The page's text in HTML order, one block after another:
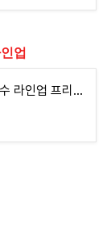
업
2025 안동 수페스타 일정 가수 라인업 프리미엄존 사전예약